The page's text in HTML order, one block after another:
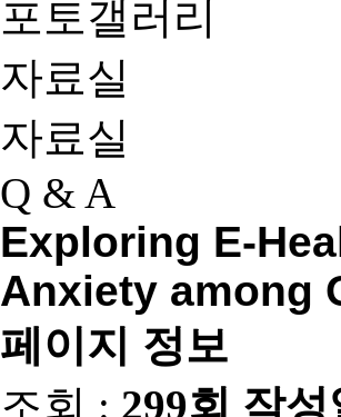
포토갤러리
자료실
자료실
Q & A
Exploring E-
Anxiety among
페이지 정보
조회 : 299회 작성